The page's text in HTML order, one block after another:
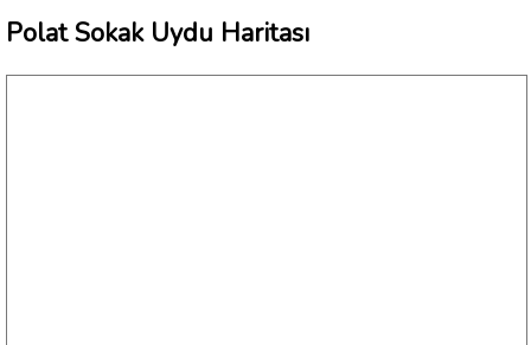
Polat Sokak Uydu Haritası